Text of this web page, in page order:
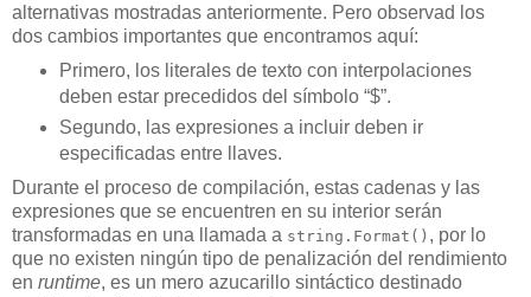
alternativas mostradas anteriormente. Pero observad los
dos cambios importantes que encontramos aquí:
Primero, los literales de texto con interpolaciones
deben estar precedidos del símbolo “$”.
Segundo, las expresiones a incluir deben ir
especificadas entre llaves.
Durante el proceso de compilación, estas cadenas y las
expresiones que se encuentren en su interior serán
transformadas en una llamada a string.Format() , por lo
que no existen ningún tipo de penalización del rendimiento
en runtime, es un mero azucarillo sintáctico destinado